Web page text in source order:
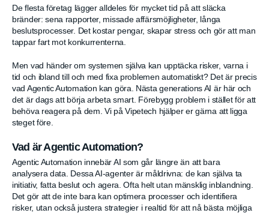
De flesta företag lägger alldeles för mycket tid på att släcka
bränder: sena rapporter, missade affärsmöjligheter, långa
beslutsprocesser. Det kostar pengar, skapar stress och gör att man
tappar fart mot konkurrenterna.
Men vad händer om systemen själva kan upptäcka risker, varna i
tid och ibland till och med fixa problemen automatiskt? Det är precis
vad Agentic Automation kan göra. Nästa generations AI är här och
det är dags att börja arbeta smart. Förebygg problem i stället för att
behöva reagera på dem. Vi på Vipetech hjälper er gärna att ligga
steget före.
Vad är Agentic Automation?
Agentic Automation innebär AI som går längre än att bara
analysera data. Dessa AI-agenter är måldrivna: de kan själva ta
initiativ, fatta beslut och agera. Ofta helt utan mänsklig inblandning.
Det gör att de inte bara kan optimera processer och identifiera
risker, utan också justera strategier i realtid för att nå bästa möjliga